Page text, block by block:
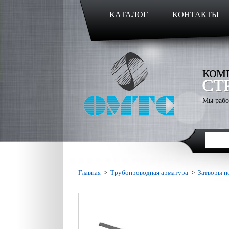
КАТАЛОГ КОНТАКТЫ
Мы
Главная > Трубопроводная арматура > Затворы